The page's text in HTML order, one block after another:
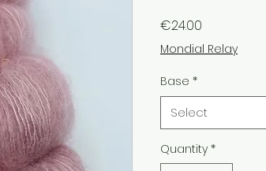
€24.00
Mondial Relay
Base *
Select
Quantity *